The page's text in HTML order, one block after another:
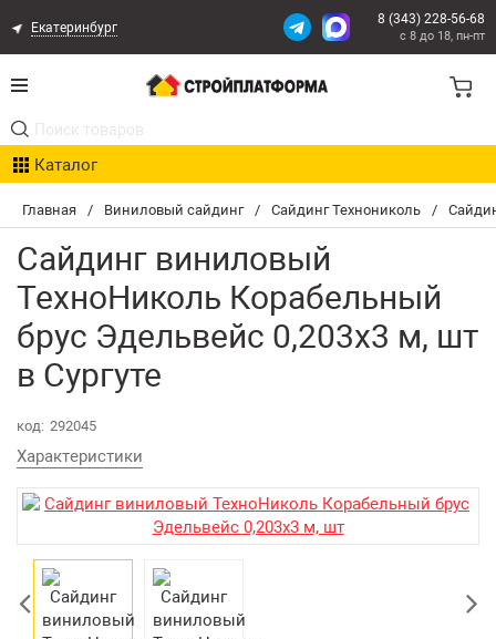
Главная / Виниловый сайдинг / Сайдинг Технониколь /
Сайдинг виниловый
ТехноНиколь Корабельный
брус Эдельвейс 0,203х3 м, шт
в Сургуте
код: 292045
Характеристики
Екатеринбург
8 (343) 228-56-68
с 8 до 18, пн-пт
Каталог
Акции
Расчет доставки
Организациям
Опыт поставок
Статьи
Контакты
Возврат товара
Екатеринбург